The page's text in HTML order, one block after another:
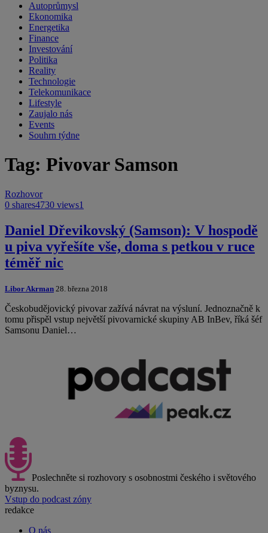
Autoprůmysl
Ekonomika
Energetika
Finance
Investování
Politika
Reality
Technologie
Telekomunikace
Lifestyle
Zaujalo nás
Events
Souhrn týdne
Tag: Pivovar Samson
Rozhovor
0 shares4730 views1
Daniel Dřevikovský (Samson): V hospodě
u piva vyřešíte vše, doma s petkou v ruce
téměř nic
Libor Akrman 28. března 2018
Českobudějovický pivovar zažívá návrat na výsluní. Jednoznačně k
tomu přispěl vstup největší pivovarnické skupiny AB InBev, říká šéf
Samsonu Daniel…
Poslechněte si rozhovory s osobnostmi českého i světového
byznysu.
Vstup do podcast zóny
redakce
O nás